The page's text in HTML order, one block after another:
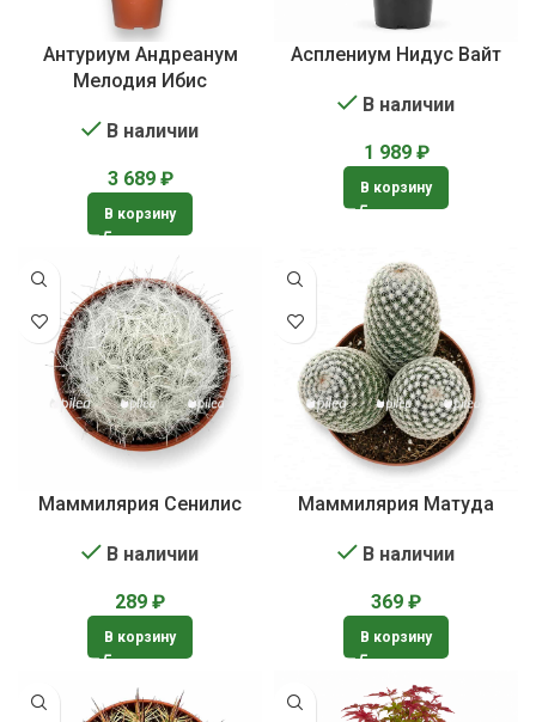
Антуриум Андреанум
Мелодия Ибис
В наличии
3 689 ₽
В корзину
Асплениум Нидус Вайт
В наличии
1 989 ₽
В корзину
Маммилярия Сенилис
В наличии
289 ₽
В корзину
Маммилярия Матуда
В наличии
369 ₽
В корзину